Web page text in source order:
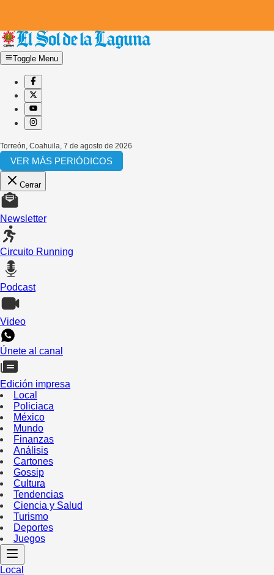
Toggle Menu
Torreón, Coahuila 7 de agosto de 2026
VER MÁS PERIÓDICOS
Cerrar
Newsletter
Circuito Running
Podcast
Video
Únete al canal
Edición impresa
Local
Policiaca
México
Mundo
Finanzas
Análisis
Cartones
Gossip
Cultura
Tendencias
Ciencia y Salud
Turismo
Deportes
Juegos
Local